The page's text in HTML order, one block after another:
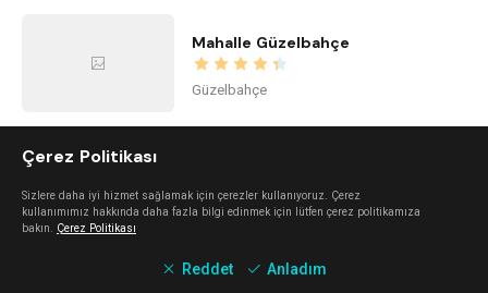
Mahalle Güzelbahçe
Güzelbahçe
Urla
Mano Del Sol
Çerez Politikası
Sizlere daha iyi hizmet sağlamak için çerezler kullanıyoruz. Çerez
kullanımımız hakkında daha fazla bilgi edinmek için lütfen çerez politikamıza
bakın. Çerez Politikası
Reddet Anladım